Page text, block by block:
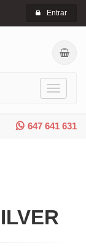
Entrar
Toggle
647 641 631